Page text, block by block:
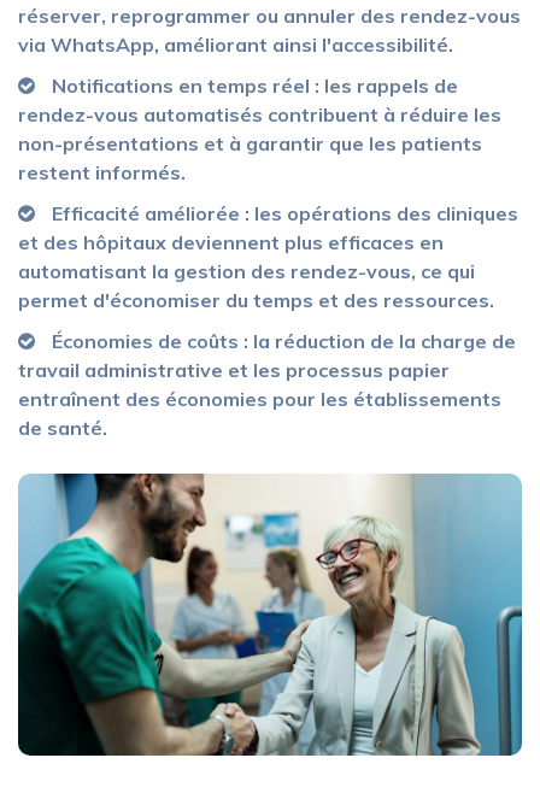
réserver, reprogrammer ou annuler des rendez-vous
via WhatsApp, améliorant ainsi l'accessibilité.
Notifications en temps réel : les rappels de
rendez-vous automatisés contribuent à réduire les
non-présentations et à garantir que les patients
restent informés.
Efficacité améliorée : les opérations des cliniques
et des hôpitaux deviennent plus efficaces en
automatisant la gestion des rendez-vous, ce qui
permet d'économiser du temps et des ressources.
Économies de coûts : la réduction de la charge de
travail administrative et les processus papier
entraînent des économies pour les établissements
de santé.